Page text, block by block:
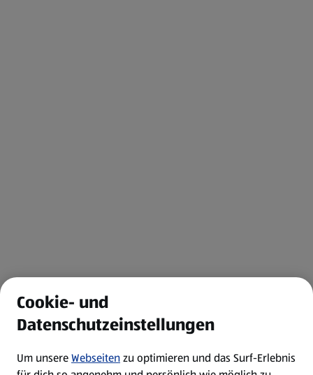
Cookie- und
Datenschutzeinstellungen
Um unsereWebseitenzu optimieren und das Surf-Erlebnis